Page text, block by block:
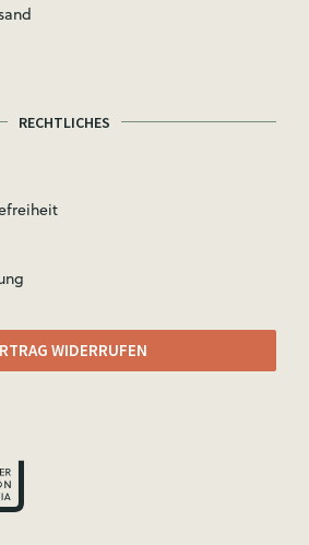
RECHTLICHES
WIDERRUFEN